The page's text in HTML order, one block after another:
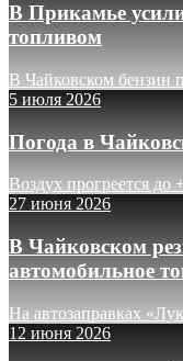
В Прикамье
топливом
В Чайковском бензин
5 июля 2026
Погода в
Воздух прогреется до
27 июня 2026
В Чайковском
автомобильное
На автозаправках
12 июня 2026